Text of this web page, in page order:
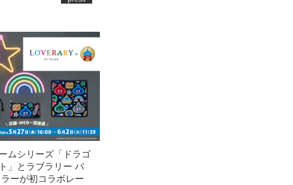
ムシリーズ「ドラゴ
」とラブラリー バ
ーが初コラボレー